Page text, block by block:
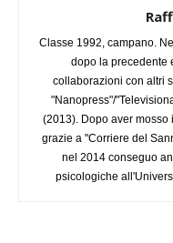
Classe 1992, campano.
dopo la precedente
collaborazioni con altri
"Nanopress"/
(2013). Dopo aver
grazie a "Corriere del
nel 2014 conseguo
psicologiche